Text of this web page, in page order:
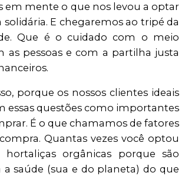
em mente o que nos levou a optar
E chegaremos ao tripé da
Que é o cuidado com o meio
as pessoas e com a partilha justa
porque os nossos clientes ideais
essas questões como importantes
É o que chamamos de fatores
Quantas vezes você optou
orgânicas porque são
a saúde (sua e do planeta) do que